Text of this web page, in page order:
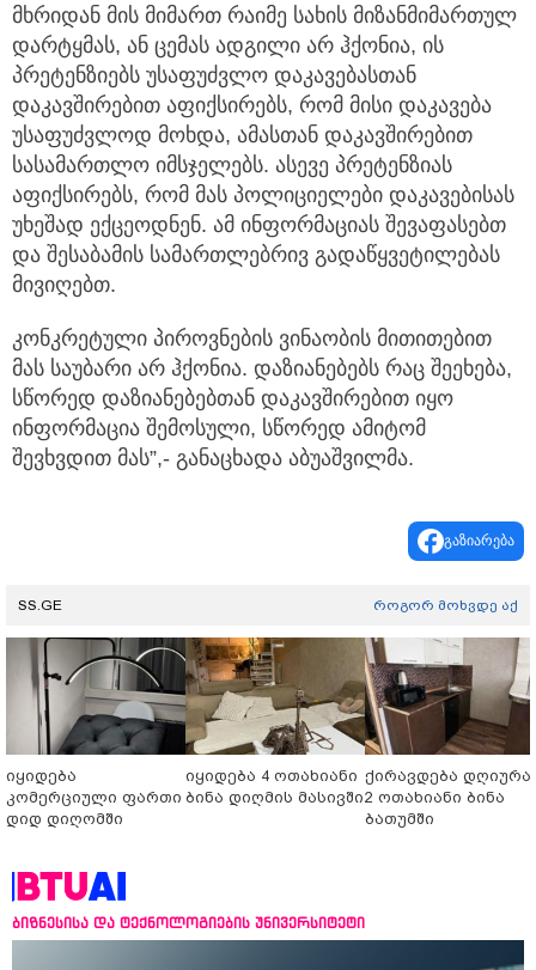
მხრიდან მის მიმართ რაიმე სახის მიზანმიმართულ
დარტყმას, ან ცემას ადგილი არ ჰქონია, ის
პრეტენზიებს უსაფუძვლო დაკავებასთან
დაკავშირებით აფიქსირებს, რომ მისი დაკავება
უსაფუძვლოდ მოხდა, ამასთან დაკავშირებით
სასამართლო იმსჯელებს. ასევე პრეტენზიას
აფიქსირებს, რომ მას პოლიციელები დაკავებისას
უხეშად ექცეოდნენ. ამ ინფორმაციას შევაფასებთ
და შესაბამის სამართლებრივ გადაწყვეტილებას
მივიღებთ.
კონკრეტული პიროვნების ვინაობის მითითებით
მას საუბარი არ ჰქონია. დაზიანებებს რაც შეეხება,
სწორედ დაზიანებებთან დაკავშირებით იყო
ინფორმაცია შემოსული, სწორედ ამიტომ
შევხვდით მას”,- განაცხადა აბუაშვილმა.
გაზიარება
SS.GE როგორ მოხვდე აქ
იყიდება
კომერციული ფართი
დიდ დიღომში
იყიდება 4 ოთახიანი
ბინა დიღმის მასივში
ქირავდება
2 ოთახიანი ბინა
ბათუმში
ბიზნესისა და ტექნოლოგიების უნივერსიტეტი